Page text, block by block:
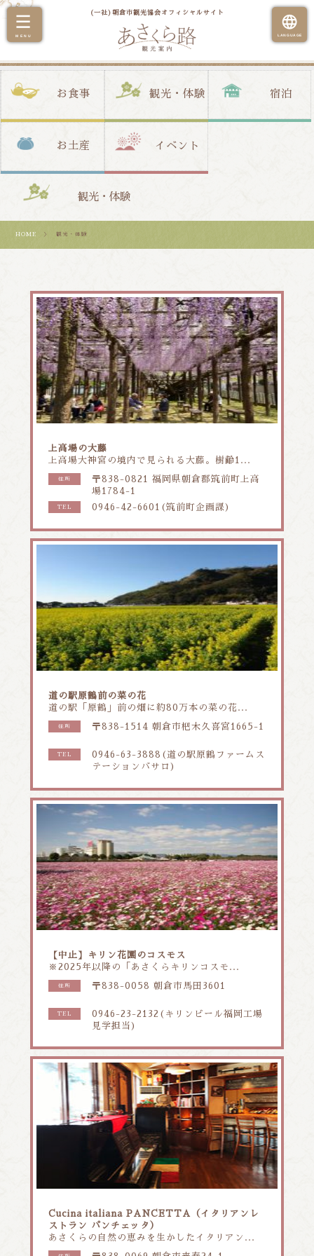
(一社)朝倉市観光協会オフィシャルサイト
お食事 観光・体験 宿泊
お土産 イベント
観光・体験
HOME ＞ 観光・体験
上高場の大藤
上高場大神宮の境内で見られる大藤。樹齢1...
住所
〒838-0821 福岡県朝倉郡筑前町上高
場1784-1
TEL 0946-42-6601(筑前町企画課)
道の駅原鶴前の菜の花
道の駅「原鶴」前の畑に約80万本の菜の花...
住所 〒838-1514 朝倉市杷木久喜宮1665-1
TEL
0946-63-3888(道の駅原鶴ファームス
テーションバサロ)
【中止】キリン花園のコスモス
※2025年以降の「あさくらキリンコスモ...
住所 〒838-0058 朝倉市馬田3601
TEL
0946-23-2132(キリンビール福岡工場
見学担当)
Cucina italiana PANCETTA（イタリアンレ
ストラン パンチェッタ）
あさくらの自然の恵みを生かしたイタリアン...